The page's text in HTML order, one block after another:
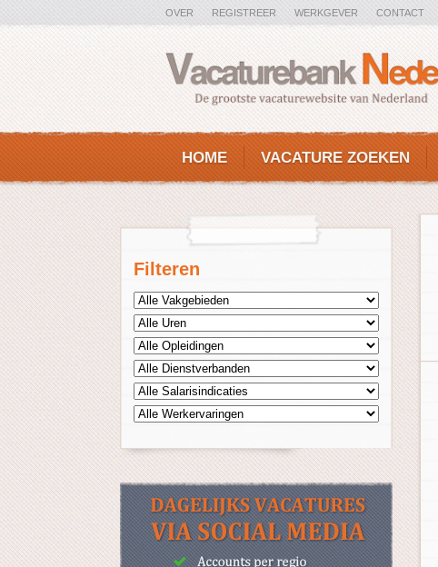
OVER REGISTREER WERKGEVER CONTACT
HOME VACATURE ZOEKEN
Filteren